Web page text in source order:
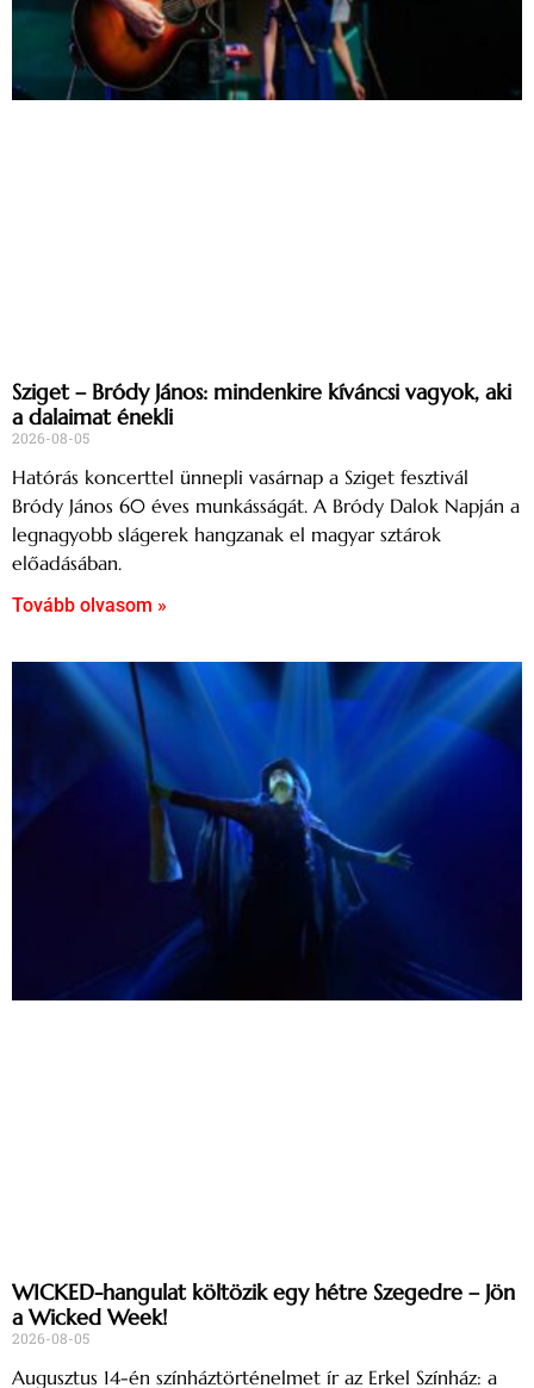
Sziget – Bródy János: mindenkire kíváncsi vagyok, aki
a dalaimat énekli
2026-08-05
Hatórás koncerttel ünnepli vasárnap a Sziget fesztivál
Bródy János 60 éves munkásságát. A Bródy Dalok Napján a
legnagyobb slágerek hangzanak el magyar sztárok
előadásában.
Tovább olvasom »
WICKED-hangulat költözik egy hétre Szegedre – Jön
a Wicked Week!
2026-08-05
Augusztus 14-én színháztörténelmet ír az Erkel Színház: a